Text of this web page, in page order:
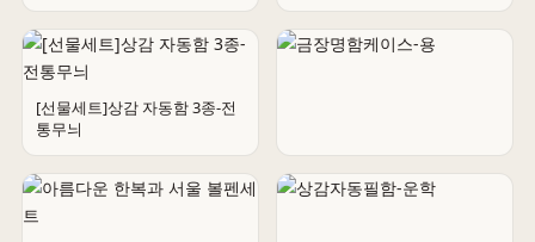
명함집-꽃무늬2
[선물세트]상감 자동함 3종-전
통무늬
금장명함케이스-용